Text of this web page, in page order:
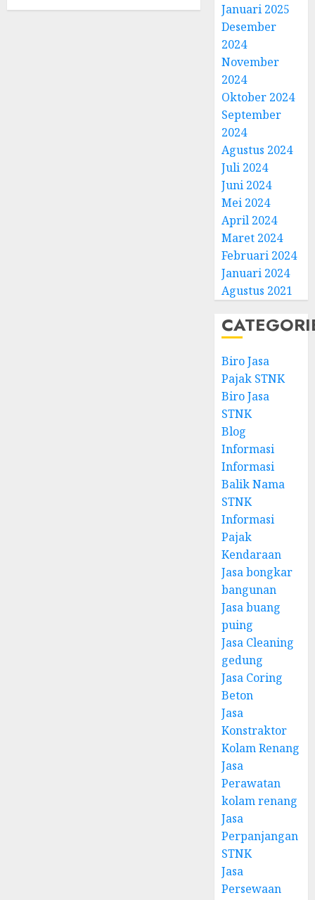
Januari 2025
Desember
2024
November
2024
Oktober 2024
September
2024
Agustus 2024
Juli 2024
Juni 2024
Mei 2024
April 2024
Maret 2024
Februari 2024
Januari 2024
Agustus 2021
Biro Jasa
Pajak STNK
Biro Jasa
STNK
Blog
Informasi
Informasi
Balik Nama
STNK
Informasi
Pajak
Kendaraan
Jasa bongkar
bangunan
Jasa buang
puing
Jasa Cleaning
gedung
Jasa Coring
Beton
Jasa
Konstraktor
Kolam Renang
Jasa
Perawatan
kolam renang
Jasa
Perpanjangan
STNK
Jasa
Persewaan